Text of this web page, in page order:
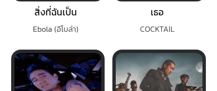
สิ่งที่ฉันเป็น
Ebola (อีโบล่า)
เธอ
COCKTAIL